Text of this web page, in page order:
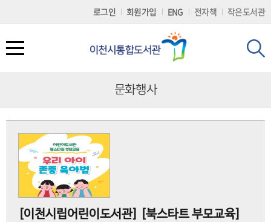
c
로
가
전자책 작은도서관
로그인 회원가입 ENG
도서관서비스
도서대출/반납/예약
전자책(E-BOOK)
책두레서비스
문화행사
도서관 일정
문화행사
2025 이천이책
참여마당
공지사항
묻고답하기
프로그램 참여후기
나만의도서관
개인공지
나의현황
희망도서신청
도서관 소개
회원가입
시설 및 이용시간 안내
자료현황
문화행사
[이천시립어린이도서관] [북스타트 부모교육]